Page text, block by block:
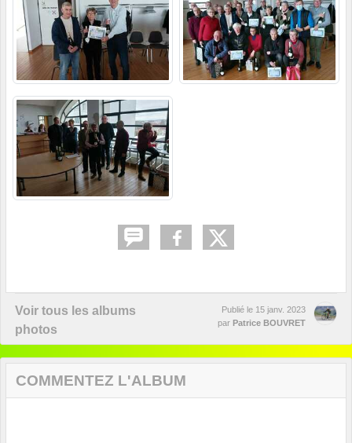
Voir tous les albums
photos
Publié le 15 janv. 2023
par Patrice BOUVRET
COMMENTEZ L'ALBUM